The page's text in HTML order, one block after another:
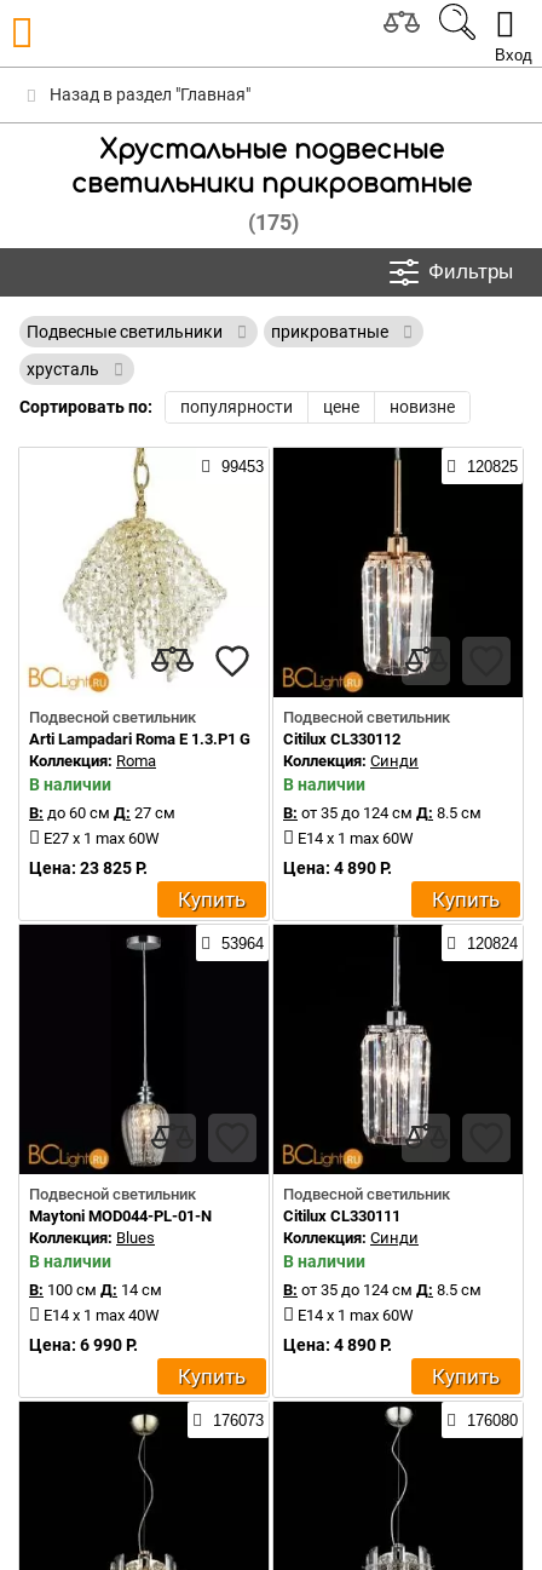
Вход
Назад в раздел "Главная"
Хрустальные подвесные
светильники прикроватные
(175)
Фильтры
Подвесные светильники
прикроватные
хрусталь
Сортировать по:
популярности цене новизне
99453
Подвесной светильник
Arti Lampadari Roma E 1.3.P1 G
Коллекция: Roma
В наличии
В: до 60 см Д: 27 см
E27 x 1 max 60W
Цена: 23 825 Р.
Купить
120825
Подвесной светильник
Citilux CL330112
Коллекция: Синди
В наличии
В: от 35 до 124 см Д: 8.5 см
E14 x 1 max 60W
Цена: 4 890 Р.
Купить
53964
Подвесной светильник
Maytoni MOD044-PL-01-N
Коллекция: Blues
В наличии
В: 100 см Д: 14 см
E14 x 1 max 40W
Цена: 6 990 Р.
Купить
120824
Подвесной светильник
Citilux CL330111
Коллекция: Синди
В наличии
В: от 35 до 124 см Д: 8.5 см
E14 x 1 max 60W
Цена: 4 890 Р.
Купить
176073 176080